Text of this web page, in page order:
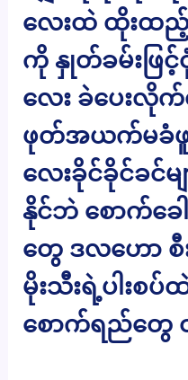
လေးထဲ ထိုးထည့်
ကို နှုတ်ခမ်းဖြင့်ငုံ
လေး ခဲပေးလိုက်
ဖုတ်အယက်မခံဖူ
လေးခိုင်ခိုင်ခင်
နိုင်ဘဲ စောက်ခ
တွေ ဒလဟော စီ
မိုးသီးရဲ့ပါးစ
စောက်ရည်တွေ